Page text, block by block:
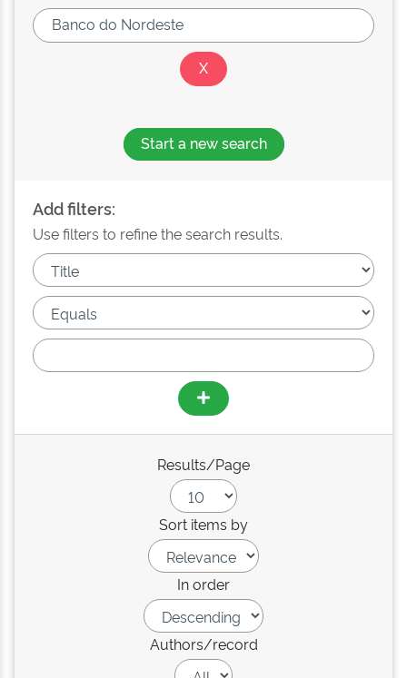
Start a new search
Add filters:
Use filters to refine the search results.
Results/Page
Sort items by
In order
Authors/record